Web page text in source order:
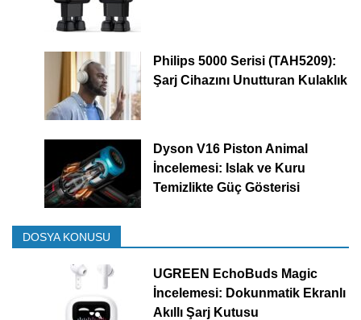
Philips 5000 Serisi (TAH5209):
Şarj Cihazını Unutturan Kulaklık
Dyson V16 Piston Animal
İncelemesi: Islak ve Kuru
Temizlikte Güç Gösterisi
DOSYA KONUSU
UGREEN EchoBuds Magic
İncelemesi: Dokunmatik Ekranlı
Akıllı Şarj Kutusu